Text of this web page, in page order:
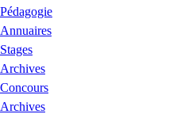
Pédagogie
Annuaires
Stages
Archives
Concours
Archives